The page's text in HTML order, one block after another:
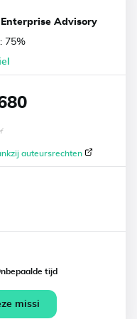
Advisory
75%
auteursrechten
tijd
missi